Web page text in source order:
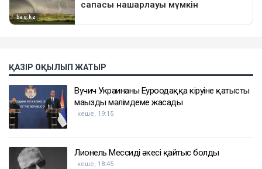
ҚАЗІР ОҚЫЛЫП ЖАТЫР
Вучич Украинаның Еуроодаққа кіруіне қатысты
маңызды мәлімдеме жасады
кеше, 19:15
Лионель Мессидің әкесі қайтыс болды
кеше, 18:45